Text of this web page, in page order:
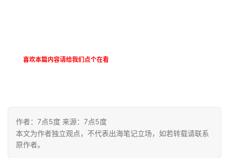
喜欢本篇内容请给我们点个在看
作者：7点5度 来源：7点5度
本文为作者独立观点，不代表出海笔记立场，如若转载请联系
原作者。